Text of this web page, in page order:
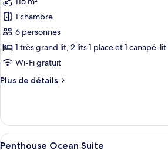
photos
pour
ce
type
de
chambre :
Grand
1 chambre
6 personnes
1 très grand lit, 2 lits 1 place et 1 canapé-
Wi-Fi gratuit
Plus de détails
Plus
le
type
de
Afficher
Un
5
Penthouse Ocean Suite